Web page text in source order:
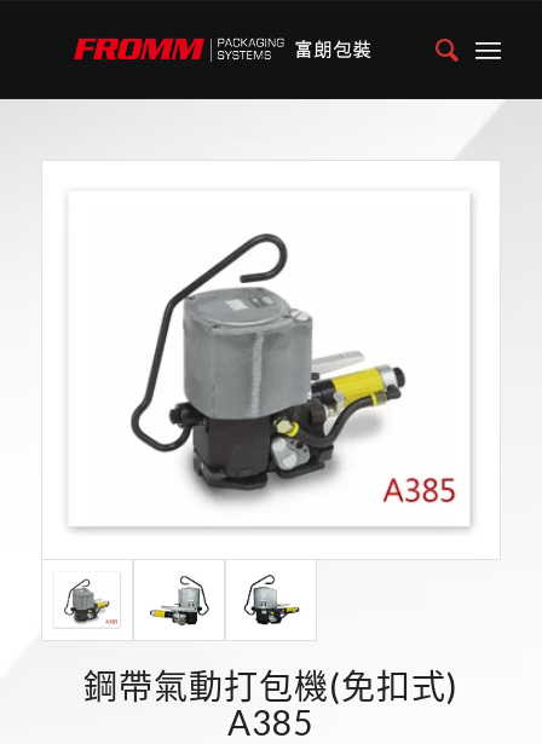
鋼帶氣動打包機(免扣式)
A385